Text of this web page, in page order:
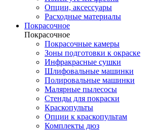
Опции, аксессуары
Расходные материалы
Покрасочное
Покрасочное
Покрасочные камеры
Зоны подготовки к окраске
Инфракрасные сушки
Шлифовальные машинки
Полировальные машинки
Малярные пылесосы
Стенды для покраски
Краскопульты
Опции к краскопультам
Комплекты дюз